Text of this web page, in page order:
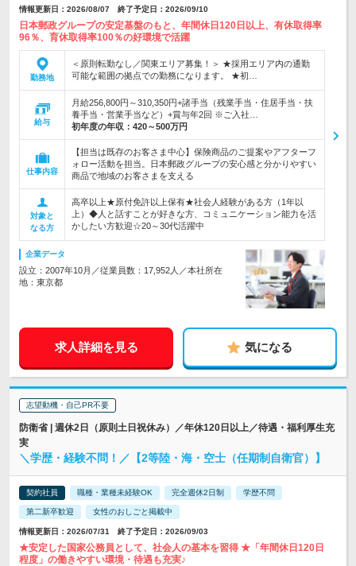
情報更新日：2026/08/07 終了予定日：2026/09/10
日本郵政グループの安定基盤のもと、年間休日120日以上、有休取得率
96％、育休取得率100％の好環境で活躍
勤務地
＜原則転勤なし／関東エリア募集！＞ ★採用エリア内の通勤
可能な範囲の拠点での勤務になります。 ★初…
給与
月給256,800円～310,350円+諸手当（残業手当・住居手当・扶
養手当・営業手当など）+賞与年2回 ※ご入社…
初年度の年収： 420～500万円
仕事内容
【担当は既存のお客さま中心】保険商品のご提案やアフターフ
ォロー活動を担当。日本郵政グループの安心感と分かりやすい
商品で地域のお客さまを支える
対象と
なる方
高卒以上★原付免許以上保有★社会人経験がある方（1年以
上）◆人と話すことが好きな方、コミュニケーション能力を活
かしたい方歓迎☆20～30代活躍中
企業データ
設立：2007年10月／従業員数：17,952人／本社所在
地：東京都
求人詳細を見る 気になる
志望動機・自己PR不要
防衛省 | 週休2日（原則土日祝休み）／年休120日以上／待遇・福利厚生充
実
＼学歴・経験不問！／【2等陸・海・空士（任期制自衛官）】
契約社員 職種・業種未経験OK 完全週休2日制 学歴不問
第二新卒歓迎 女性のおしごと掲載中
情報更新日：2026/07/31 終了予定日：2026/09/03
★安定した国家公務員として、社会人の基本を習得 ★「年間休日120日
程度」の働きやすい環境・待遇も充実♪